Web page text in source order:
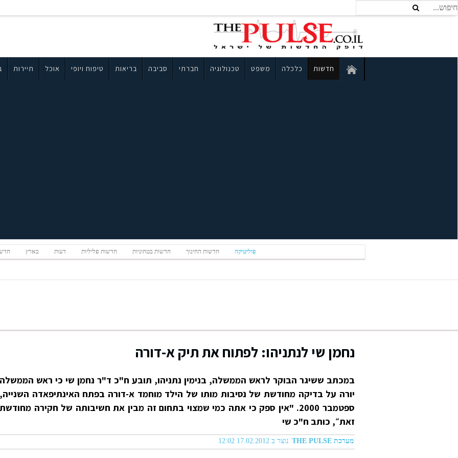
חדשות כלכלה משפט טכנולוגיה חברתי סביבה בריאות טיפוח ויופי אוכל תיירות
פוליטיקה חדשות החינוך חדשות בטחוניות חדשות פליליות דעות בארץ
נחמן שי לנתניהו: לפתוח את תיק א-דורה
במכתב ששיגר הבוקר לראש הממשלה, בנימין נתניהו, תובע ח"כ ד"ר נחמן שי כי ראש הממשלה
יורה על בדיקה מחודשת של נסיבות מותו של הילד מוחמד א-דורה בפתח האינתיפאדה השנייה,
ספטמבר 2000. "אין ספק כי אתה כמי שמצוי בתחום זה מבין את חשיבותה של חקירה מחודשת
זאת״, כותב ח"כ שי
מערכת THE PULSE נוצר ב 17.02.2012 12:02